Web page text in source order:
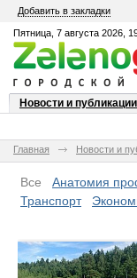
Добавить в закладки
Пятница, 7 августа 2026,
Новости и публикации
Главная Новости и
Все Анатомия
Транспорт